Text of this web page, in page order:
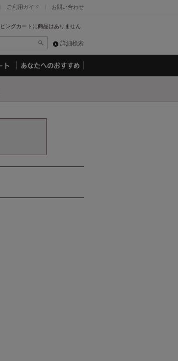
お問い合わせ
ご利用ガイド
ングカートに商品はありません
詳細検索